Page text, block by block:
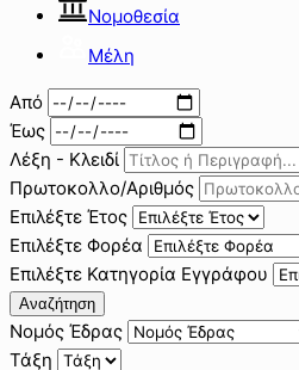
Νομοθεσία
Μέλη
Από
Έως
Λέξη - Κλειδί
Πρωτοκολλο/Αριθμός
Επιλέξτε Έτος
Επιλέξτε Φορέα
Επιλέξτε Κατηγορία Εγγράφου
Αναζήτηση
Νομός Έδρας
Τάξη